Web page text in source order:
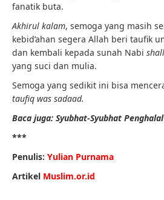
fanatik buta.
Akhirul kalam, semoga yang masih
kebid’ahan segera Allah beri taufik
dan kembali kepada sunah Nabi
yang suci dan mulia.
Semoga yang sedikit ini bisa
taufiq was sadaad.
Baca juga: Syubhat-Syubhat
***
Penulis: Yulian Purnama
Artikel Muslim.or.id